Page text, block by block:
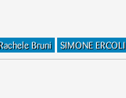
Rachele Bruni SIMONE ERCOLI